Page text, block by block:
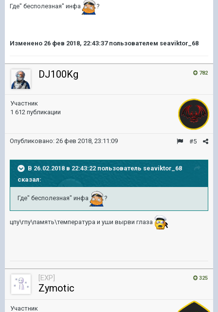
Где" бесполезная" инфа ?
Изменено 26 фев 2018, 22:43:37пользователем seaviktor_68
782
DJ100Kg
Участник
1 612 публикации
#5
Опубликовано: 26 фев 2018, 23:11:09
В 26.02.2018 в 22:43:22 пользователь seaviktor_68
сказал:
Где" бесполезная" инфа ?
цпу\гпу\память\температура и уши вырви глаза
325
[EXP]
Zymotic
Участник